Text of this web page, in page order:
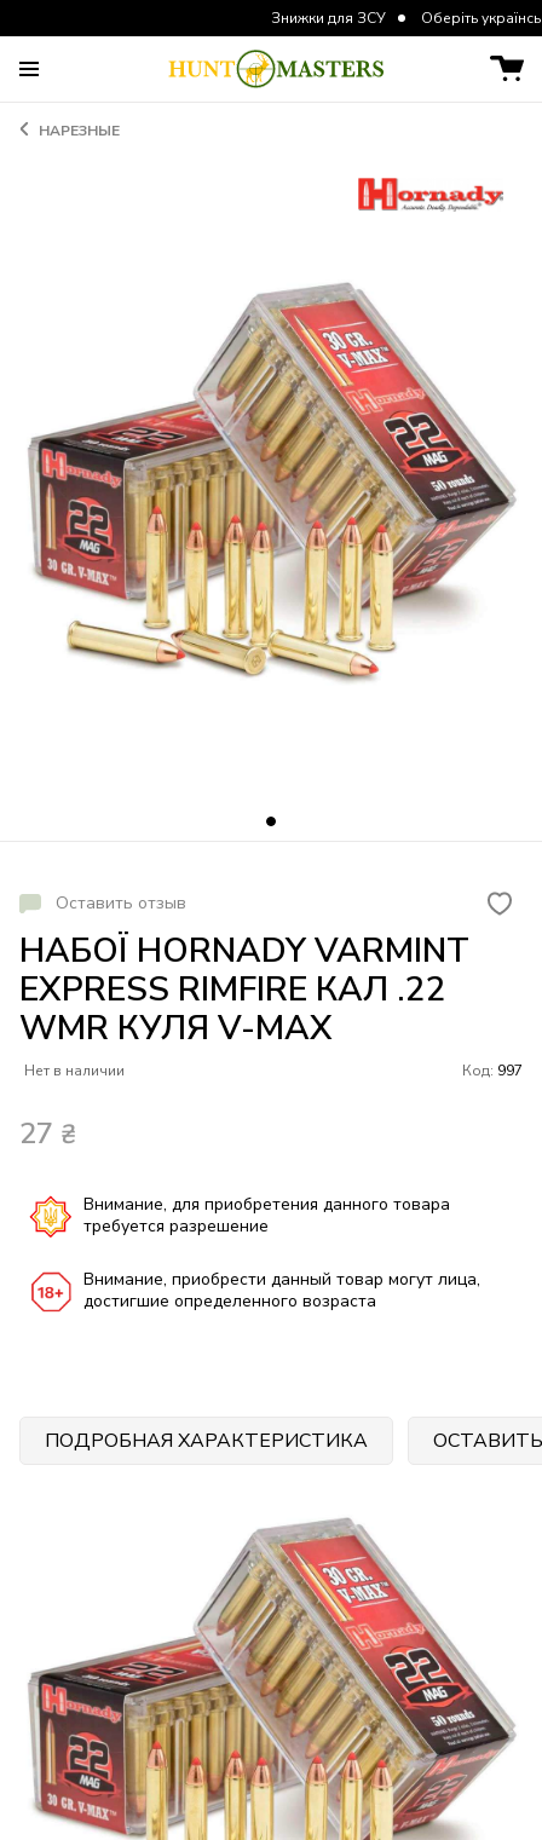
Знижки для ЗСУ Оберіть українську
НАРЕЗНЫЕ
Оставить отзыв
НАБОЇ HORNADY VARMINT
EXPRESS RIMFIRE КАЛ .22
WMR КУЛЯ V-MAX
Нет в наличии Код: 997
27 ₴
Внимание, для приобретения данного товара
требуется разрешение
Внимание, приобрести данный товар могут лица,
достигшие определенного возраста
ПОДРОБНАЯ ХАРАКТЕРИСТИКА